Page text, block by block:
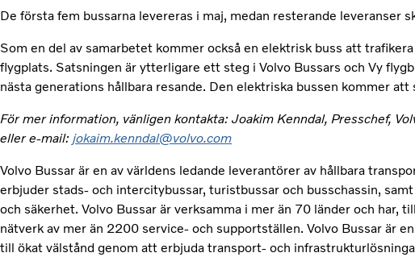
De första fem bussarna levereras i maj, medan resterande leveranser
Som en del av samarbetet kommer också en elektrisk buss att
flygplats. Satsningen är ytterligare ett steg i Volvo Bussars och Vy
nästa generations hållbara resande. Den elektriska bussen kommer
För mer information, vänligen kontakta: Joakim Kenndal, Presschef,
eller e-mail: jokaim.kenndal@volvo.com
Volvo Bussar är en av världens ledande leverantörer av hållbara
erbjuder stads- och intercitybussar, turistbussar och busschassin,
och säkerhet. Volvo Bussar är verksamma i mer än 70 länder och har,
nätverk av mer än 2200 service- och supportställen. Volvo Bussar är
till ökat välstånd genom att erbjuda transport- och